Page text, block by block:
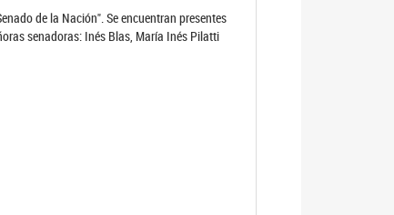
de la Nación". Se encuentran presentes
senadoras: Inés Blas, María Inés Pilatti